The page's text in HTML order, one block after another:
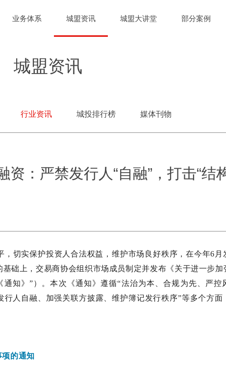
业务体系 城盟资讯 城盟大讲堂 部分案例
城盟资讯
行业资讯 城投排行榜 媒体刊物
：严禁发行人“自融”，打击“结
切实保护投资人合法权益，维护市场良好秩序，在今年6月
础上，交易商协会组织市场成员制定并发布《关于进一步加
知》”）。本次《通知》遵循“法治为本、合规为先、严控
人自融、加强关联方披露、维护簿记发行秩序”等多个方面
项的通知